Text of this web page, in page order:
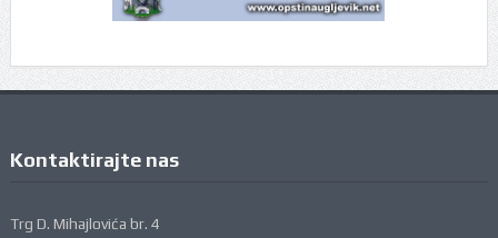
Kontaktirajte nas
Trg D. Mihajlovića br. 4